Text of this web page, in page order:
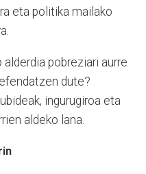
eta politika mailako
pobreziari aurre
dute?
ingurugiroa eta
aldeko lana.